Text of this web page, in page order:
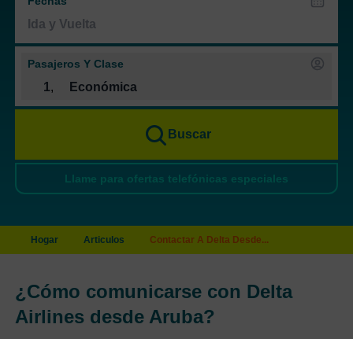
Pasajeros Y Clase
1, Económica
Buscar
Llame para ofertas telefónicas especiales
Hogar Articulos Contactar A Delta Desde...
¿Cómo comunicarse con Delta
Airlines desde Aruba?